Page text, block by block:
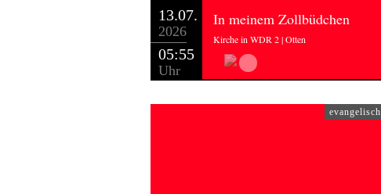
13.07.
2026
05:55
Uhr
In meinem Zollbüdchen
Kirche in WDR 2 | Otten
evangelisch